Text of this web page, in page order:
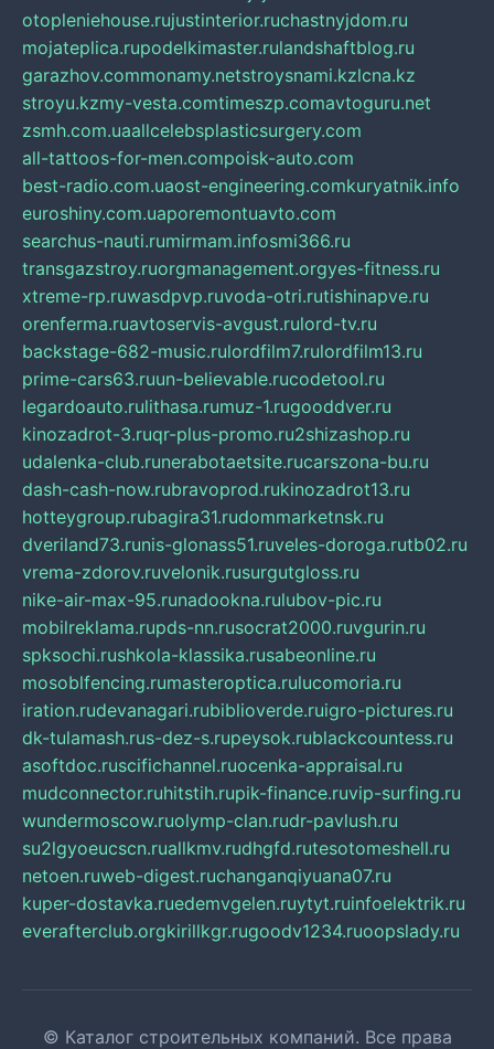
otopleniehouse.rujustinterior.ruchastnyjdom.ru
mojateplica.rupodelkimaster.rulandshaftblog.ru
garazhov.commonamy.netstroysnami.kzlcna.kz
stroyu.kzmy-vesta.comtimeszp.comavtoguru.net
zsmh.com.uaallcelebsplasticsurgery.com
all-tattoos-for-men.compoisk-auto.com
best-radio.com.uaost-engineering.comkuryatnik.info
euroshiny.com.uaporemontuavto.com
searchus-nauti.rumirmam.infosmi366.ru
transgazstroy.ruorgmanagement.orgyes-fitness.ru
xtreme-rp.ruwasdpvp.ruvoda-otri.rutishinapve.ru
orenferma.ruavtoservis-avgust.rulord-tv.ru
backstage-682-music.rulordfilm7.rulordfilm13.ru
prime-cars63.ruun-believable.rucodetool.ru
legardoauto.rulithasa.rumuz-1.rugooddver.ru
kinozadrot-3.ruqr-plus-promo.ru2shizashop.ru
udalenka-club.runerabotaetsite.rucarszona-bu.ru
dash-cash-now.rubravoprod.rukinozadrot13.ru
hotteygroup.rubagira31.rudommarketnsk.ru
dveriland73.runis-glonass51.ruveles-doroga.rutb02.ru
vrema-zdorov.ruvelonik.rusurgutgloss.ru
nike-air-max-95.runadookna.rulubov-pic.ru
mobilreklama.rupds-nn.rusocrat2000.ruvgurin.ru
spksochi.rushkola-klassika.rusabeonline.ru
mosoblfencing.rumasteroptica.rulucomoria.ru
iration.rudevanagari.rubiblioverde.ruigro-pictures.ru
dk-tulamash.rus-dez-s.rupeysok.rublackcountess.ru
asoftdoc.ruscifichannel.ruocenka-appraisal.ru
mudconnector.ruhitstih.rupik-finance.ruvip-surfing.ru
wundermoscow.ruolymp-clan.rudr-pavlush.ru
su2lgyoeucscn.ruallkmv.rudhgfd.rutesotomeshell.ru
netoen.ruweb-digest.ruchanganqiyuana07.ru
kuper-dostavka.ruedemvgelen.ruytyt.ruinfoelektrik.ru
everafterclub.orgkirillkgr.rugoodv1234.ruoopslady.ru
© Каталог строительных компаний. Все права